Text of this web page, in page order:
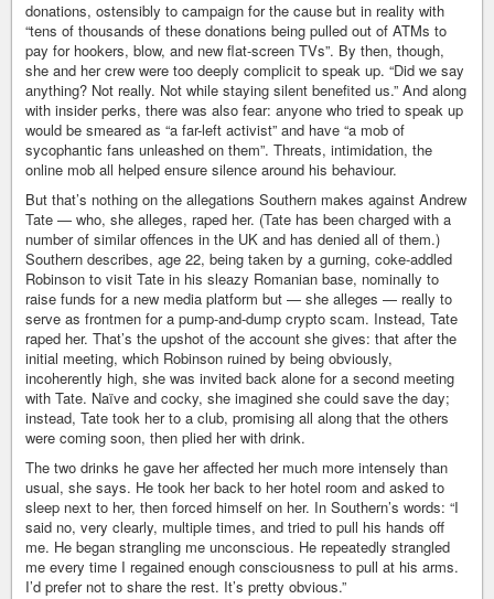
donations, ostensibly to campaign for the cause but in reality with
“tens of thousands of these donations being pulled out of ATMs to
pay for hookers, blow, and new flat-screen TVs”. By then, though,
she and her crew were too deeply complicit to speak up. “Did we say
anything? Not really. Not while staying silent benefited us.” And along
with insider perks, there was also fear: anyone who tried to speak up
would be smeared as “a far-left activist” and have “a mob of
sycophantic fans unleashed on them”. Threats, intimidation, the
online mob all helped ensure silence around his behaviour.
But that’s nothing on the allegations Southern makes against Andrew
Tate — who, she alleges, raped her. (Tate has been charged with a
number of similar offences in the UK and has denied all of them.)
Southern describes, age 22, being taken by a gurning, coke-addled
Robinson to visit Tate in his sleazy Romanian base, nominally to
raise funds for a new media platform but — she alleges — really to
serve as frontmen for a pump-and-dump crypto scam. Instead, Tate
raped her. That’s the upshot of the account she gives: that after the
initial meeting, which Robinson ruined by being obviously,
incoherently high, she was invited back alone for a second meeting
with Tate. Naïve and cocky, she imagined she could save the day;
instead, Tate took her to a club, promising all along that the others
were coming soon, then plied her with drink.
The two drinks he gave her affected her much more intensely than
usual, she says. He took her back to her hotel room and asked to
sleep next to her, then forced himself on her. In Southern’s words: “I
said no, very clearly, multiple times, and tried to pull his hands off
me. He began strangling me unconscious. He repeatedly strangled
me every time I regained enough consciousness to pull at his arms.
I’d prefer not to share the rest. It’s pretty obvious.”